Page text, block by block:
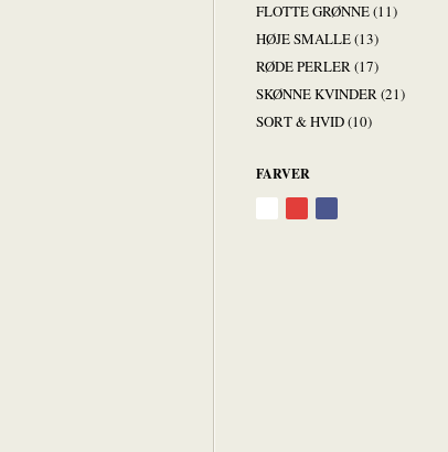
FLOTTE GRØNNE (11)
HØJE SMALLE (13)
RØDE PERLER (17)
SKØNNE KVINDER (21)
SORT & HVID (10)
FARVER